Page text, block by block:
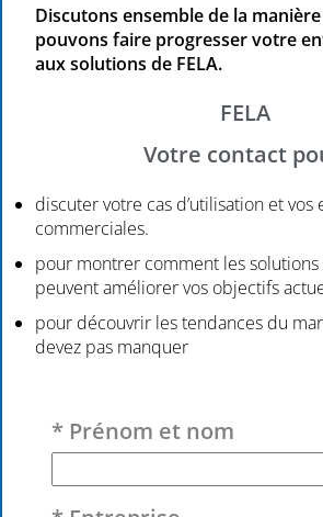
Discutons ensemble de la
pouvons faire progresser votre
aux solutions de FELA.
FELA
Votre contact
discuter votre cas d’utilisation et vos
commerciales.
pour montrer comment les solutions
peuvent améliorer vos objectifs
pour découvrir les tendances du
devez pas manquer
* Prénom et nom